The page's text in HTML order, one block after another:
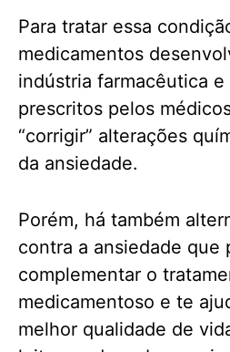
Para tratar essa
medicamentos
indústria farmacêutica
prescritos pelos
“corrigir” alterações
da ansiedade.
Porém, há também
contra a ansiedade que
complementar o
medicamentoso e te
melhor qualidade de